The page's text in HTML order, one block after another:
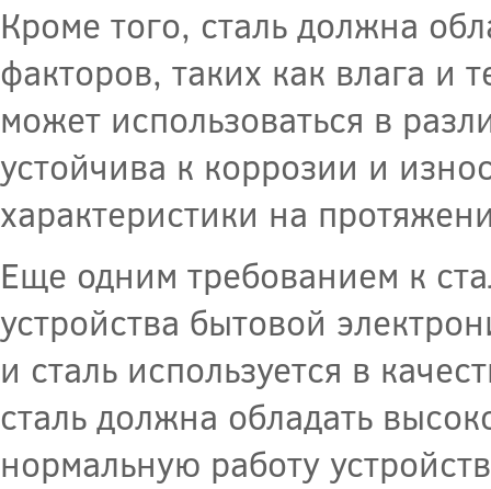
Кроме того, сталь должна
факторов, таких как влага и
может использоваться в
устойчива к коррозии и
характеристики на
Еще одним требованием к
устройства бытовой
и сталь используется в
сталь должна обладать
нормальную работу